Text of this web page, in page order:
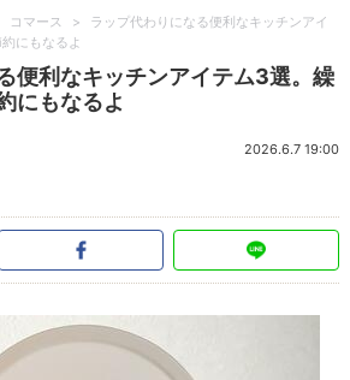
コマース >
ラップ代わりになる便利なキッチンアイ
にもなるよ
便利なキッチンアイテム3選。繰
にもなるよ
2026.6.7 19:00